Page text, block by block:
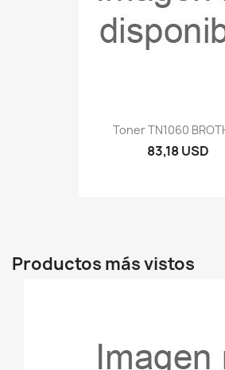
Toner TN1060
83,18 USD
Productos más vistos